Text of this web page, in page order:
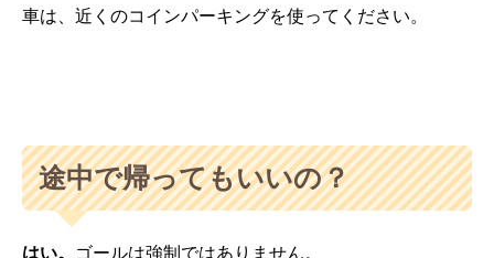
車は、近くのコインパーキングを使ってください。
途中で帰ってもいいの？
はい。
ゴールは強制ではありません。